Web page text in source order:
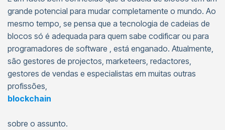
Language Português
Tema
grande potencial para mudar completamente o mundo. Ao
mesmo tempo, se pensa que a tecnologia de cadeias de
blocos só é adequada para quem sabe codificar ou para
programadores de software , está enganado. Atualmente,
são gestores de projectos, marketeers, redactores,
gestores de vendas e especialistas em muitas outras
profissões,
blockchain
sobre o assunto.